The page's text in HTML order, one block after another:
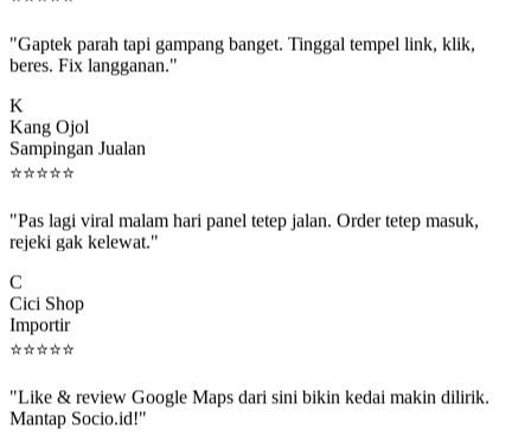
beres. Fix langganan."
Kang Ojol
Sampingan Jualan
⭐⭐⭐⭐⭐
rejeki gak kelewat."
Cici Shop
Importir
⭐⭐⭐⭐⭐
Mantap Socio.id!"